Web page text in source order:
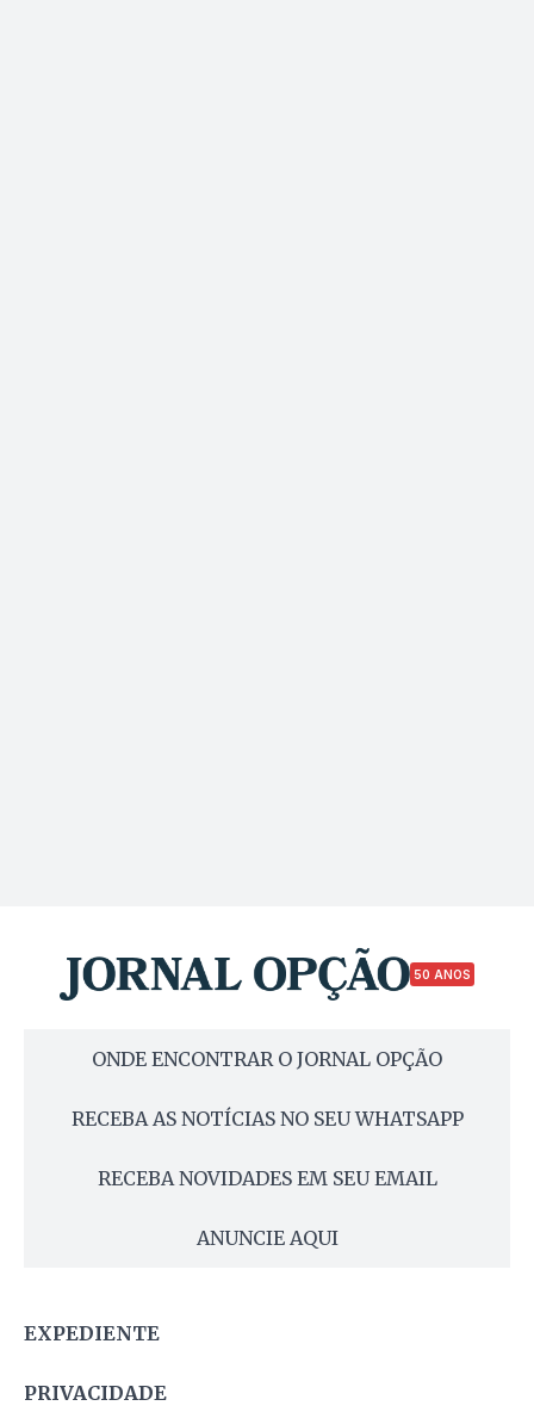
50 ANOS
ONDE ENCONTRAR O JORNAL OPÇÃO
RECEBA AS NOTÍCIAS NO SEU WHATSAPP
RECEBA NOVIDADES EM SEU EMAIL
ANUNCIE AQUI
EXPEDIENTE
PRIVACIDADE